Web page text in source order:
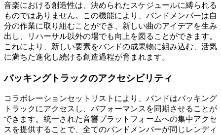
音楽における創造性は、決められたスケジュールに縛られる
ものではありません。この機能により、バンドメンバーは自
分の作業に取り組むことができ、新しい曲のアイデアを生み
出し、リハーサル以外の場でも向上を図ることができます。
これにより、新しい要素をバンドの成果物に組み込む、活気
に満ちた進化し続ける創造過程が育まれます。
バッキングトラックのアクセシビリティ
コラボレーションセットリストにより、バンドはバッキング
トラックにアクセスし、パフォーマンスを同期させることが
できます。統一された音響プラットフォームへの集中アクセ
スを提供することで、全てのバンドメンバーが同じレンディ